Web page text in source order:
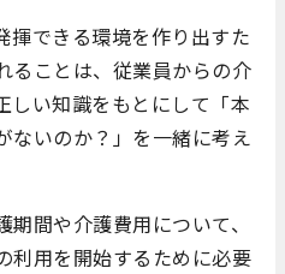
揮できる環境を作り出すた
ることは、従業員からの介
しい知識をもとにして「本
ないのか？」を一緒に考え
間や介護費用について、
利用を開始するために必要